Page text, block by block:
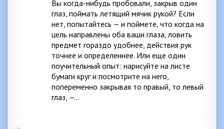
Вы когда-нибудь пробовали, закрыв один
глаз, поймать летящий мячик рукой? Если
нет, попытайтесь — и поймете, что когда на
цель направлены оба ваши глаза, ловить
предмет гораздо удобнее, действия рук
точнее и определеннее. Или еще один
поучительный опыт: нарисуйте на листе
бумаги круг и посмотрите на него,
попеременно закрывая то правый, то левый
глаз, —…